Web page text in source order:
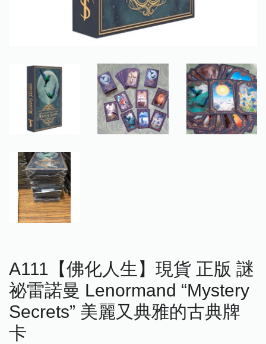
A111【佛化人生】現貨 正版 謎
祕雷諾曼 Lenormand “Mystery
Secrets” 美麗又典雅的古典牌
卡